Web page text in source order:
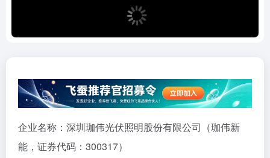
企业名称：深圳珈伟光伏照明股份有限公司（珈伟新
能，证券代码：300317）